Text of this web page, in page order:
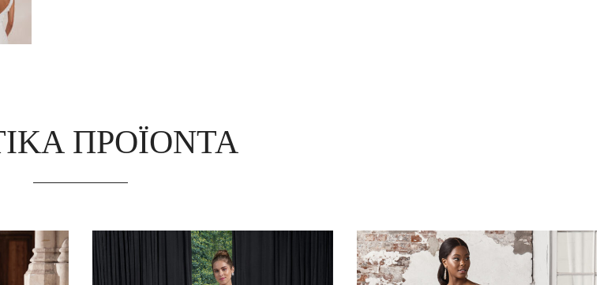
ΠΡΟΪΌΝΤΑ